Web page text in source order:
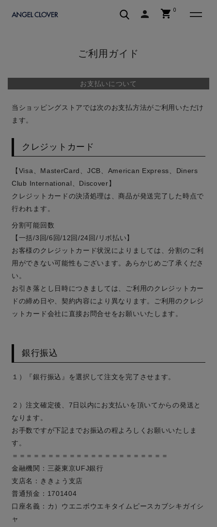
エンジェルクローバー | ANGEL
person shopping_cart 0
ご利用ガイド
お支払いについて
当ショッピングストアでは次のお支払方法がご利用いただけ
ます。
クレジットカード
【Visa、MasterCard、JCB、American Express、Diners
Club International、Discover】
クレジットカードの決済処理は、商品が発送完了した時点で
行われます。
分割可能回数
【一括/3回/6回/12回/24回/リボ払い】
お客様のクレジットカード状況によりましては、分割のご利
用ができない可能性もございます。あらかじめご了承くださ
い。
お引き落とし日時につきましては、ご利用のクレジットカー
ドの締め日や、契約内容により異なります。ご利用のクレジ
ットカード会社に直接お問合せをお願いいたします。
銀行振込
１）『銀行振込』を選択して注文を完了させます。
２）注文確定後、7日以内にお支払いを頂いてからの発送と
なります。
お手数ですが下記までお振込の程よろしくお願いいたしま
す。
＝＝＝＝＝＝＝＝＝＝＝＝＝＝＝＝＝＝＝＝＝＝
金融機関：三菱東京UFJ銀行
支店名：ききょう支店
普通預金：1701404
口座名義：カ）ウエニボウエキタイムピースカブシキガイシ
ャ